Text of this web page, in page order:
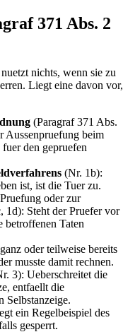
371 Abs. 2
nichts, wenn sie zu
Liegt eine davon vor,
(Paragraf 371 Abs.
Aussenpruefung beim
den gepruefen
(Nr. 1b):
ist, ist die Tuer zu.
oder zur
1d): Steht der Pruefer vor
betroffenen Taten
oder teilweise bereits
musste damit rechnen.
3): Ueberschreitet die
entfaellt die
Selbstanzeige.
ein Regelbeispiel des
gesperrt.